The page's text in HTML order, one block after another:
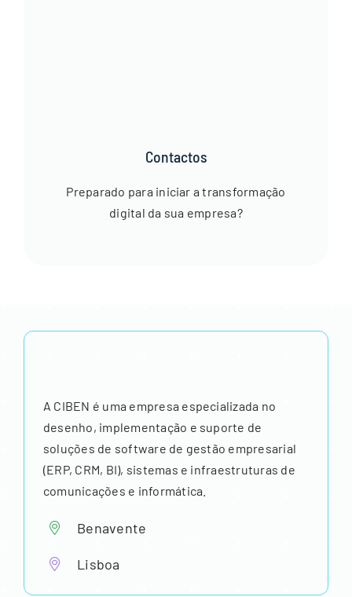
Contactos
Preparado para iniciar a transformação
digital da sua empresa?
A CIBEN é uma empresa especializada no
desenho, implementação e suporte de
soluções de software de gestão empresarial
(ERP, CRM, BI), sistemas e infraestruturas de
comunicações e informática.
Benavente
Lisboa